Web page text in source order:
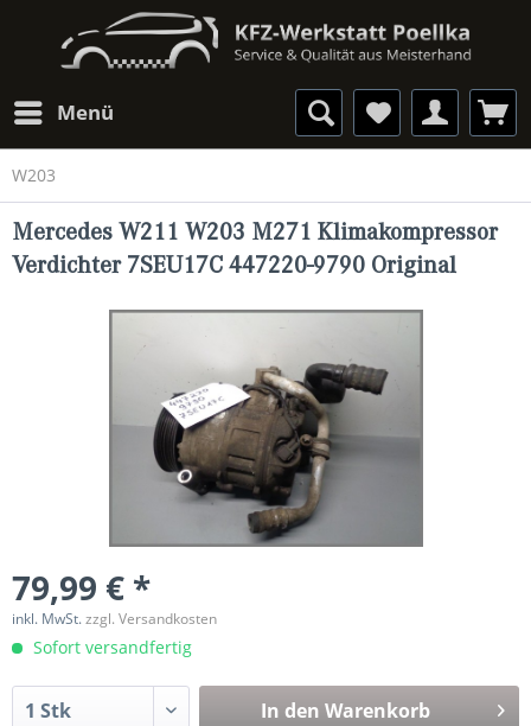
Menü
W203
Mercedes W211 W203 M271 Klimakompressor
Verdichter 7SEU17C 447220-9790 Original
79,99 € *
inkl. MwSt.zzgl. Versandkosten
Sofort versandfertig
In den Warenkorb